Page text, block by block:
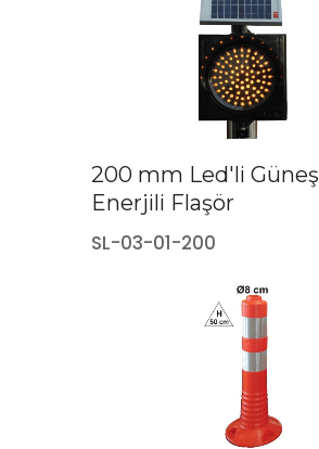
200 mm Led'li Güneş
Enerjili Flaşör
SL-03-01-200